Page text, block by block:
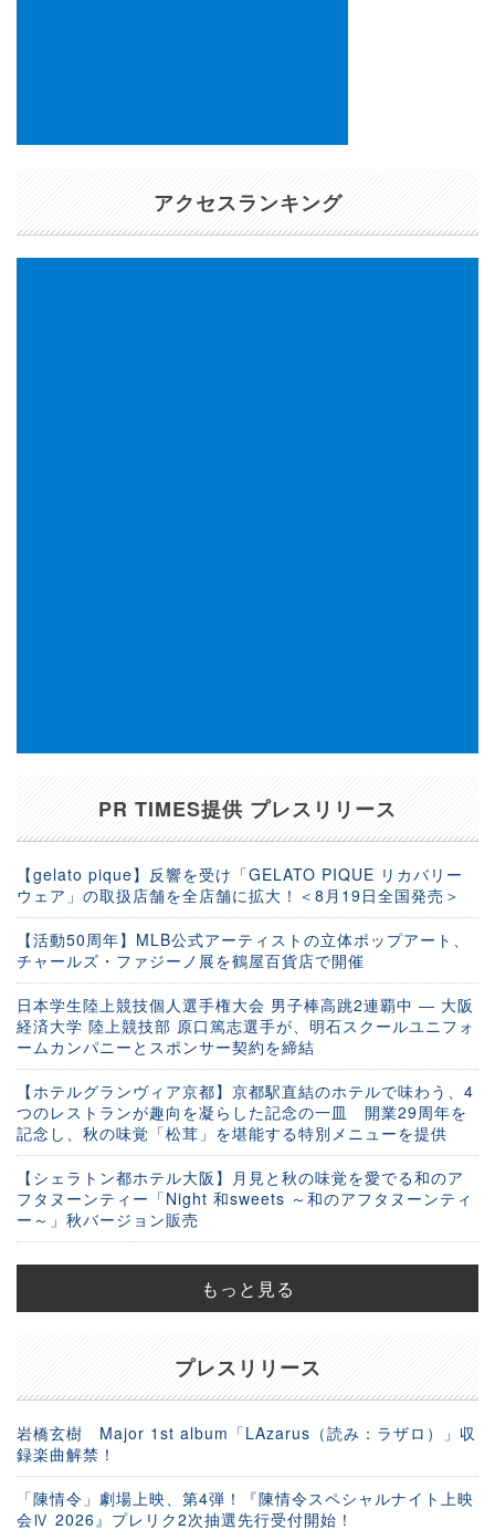
アクセスランキング
PR TIMES提供 プレスリリース
【gelato pique】反響を受け「GELATO PIQUE リカバリー
ウェア」の取扱店舗を全店舗に拡大！＜8月19日全国発売＞
【活動50周年】MLB公式アーティストの立体ポップアート、
チャールズ・ファジーノ展を鶴屋百貨店で開催
日本学生陸上競技個人選手権大会 男子棒高跳2連覇中 ― 大阪
経済大学 陸上競技部 原口篤志選手が、明石スクールユニフォ
ームカンパニーとスポンサー契約を締結
【ホテルグランヴィア京都】京都駅直結のホテルで味わう、4
つのレストランが趣向を凝らした記念の一皿 開業29周年を
記念し、秋の味覚「松茸」を堪能する特別メニューを提供
【シェラトン都ホテル大阪】月見と秋の味覚を愛でる和のア
フタヌーンティー「Night 和sweets ～和のアフタヌーンティ
ー～」秋バージョン販売
もっと見る
プレスリリース
岩橋玄樹 Major 1st album「LAzarus（読み：ラザロ）」収
録楽曲解禁！
「陳情令」劇場上映、第4弾！『陳情令スペシャルナイト上映
会Ⅳ 2026』プレリク2次抽選先行受付開始！